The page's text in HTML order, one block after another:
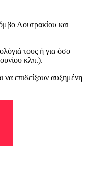
Λουτρακίου και
τους ή για όσο
κλπ.).
επιδείξουν αυξημένη